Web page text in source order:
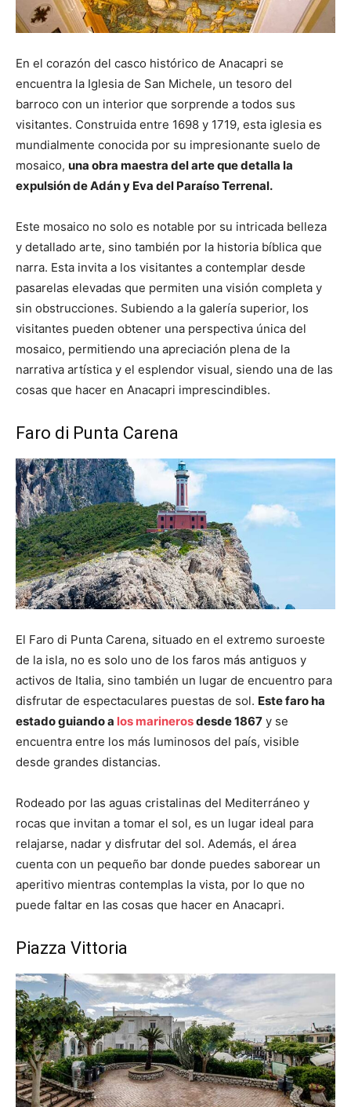
En el corazón del casco histórico de Anacapri se
encuentra la Iglesia de San Michele, un tesoro del
barroco con un interior que sorprende a todos sus
visitantes. Construida entre 1698 y 1719, esta iglesia es
mundialmente conocida por su impresionante suelo de
mosaico, una obra maestra del arte que detalla la
expulsión de Adán y Eva del Paraíso Terrenal.
Este mosaico no solo es notable por su intricada belleza
y detallado arte, sino también por la historia bíblica que
narra. Esta invita a los visitantes a contemplar desde
pasarelas elevadas que permiten una visión completa y
sin obstrucciones. Subiendo a la galería superior, los
visitantes pueden obtener una perspectiva única del
mosaico, permitiendo una apreciación plena de la
narrativa artística y el esplendor visual, siendo una de las
cosas que hacer en Anacapri imprescindibles.
Faro di Punta Carena
El Faro di Punta Carena, situado en el extremo suroeste
de la isla, no es solo uno de los faros más antiguos y
activos de Italia, sino también un lugar de encuentro para
disfrutar de espectaculares puestas de sol. Este faro ha
estado guiando a los marinerosdesde 1867 y se
encuentra entre los más luminosos del país, visible
desde grandes distancias.
Rodeado por las aguas cristalinas del Mediterráneo y
rocas que invitan a tomar el sol, es un lugar ideal para
relajarse, nadar y disfrutar del sol. Además, el área
cuenta con un pequeño bar donde puedes saborear un
aperitivo mientras contemplas la vista, por lo que no
puede faltar en las cosas que hacer en Anacapri.
Piazza Vittoria